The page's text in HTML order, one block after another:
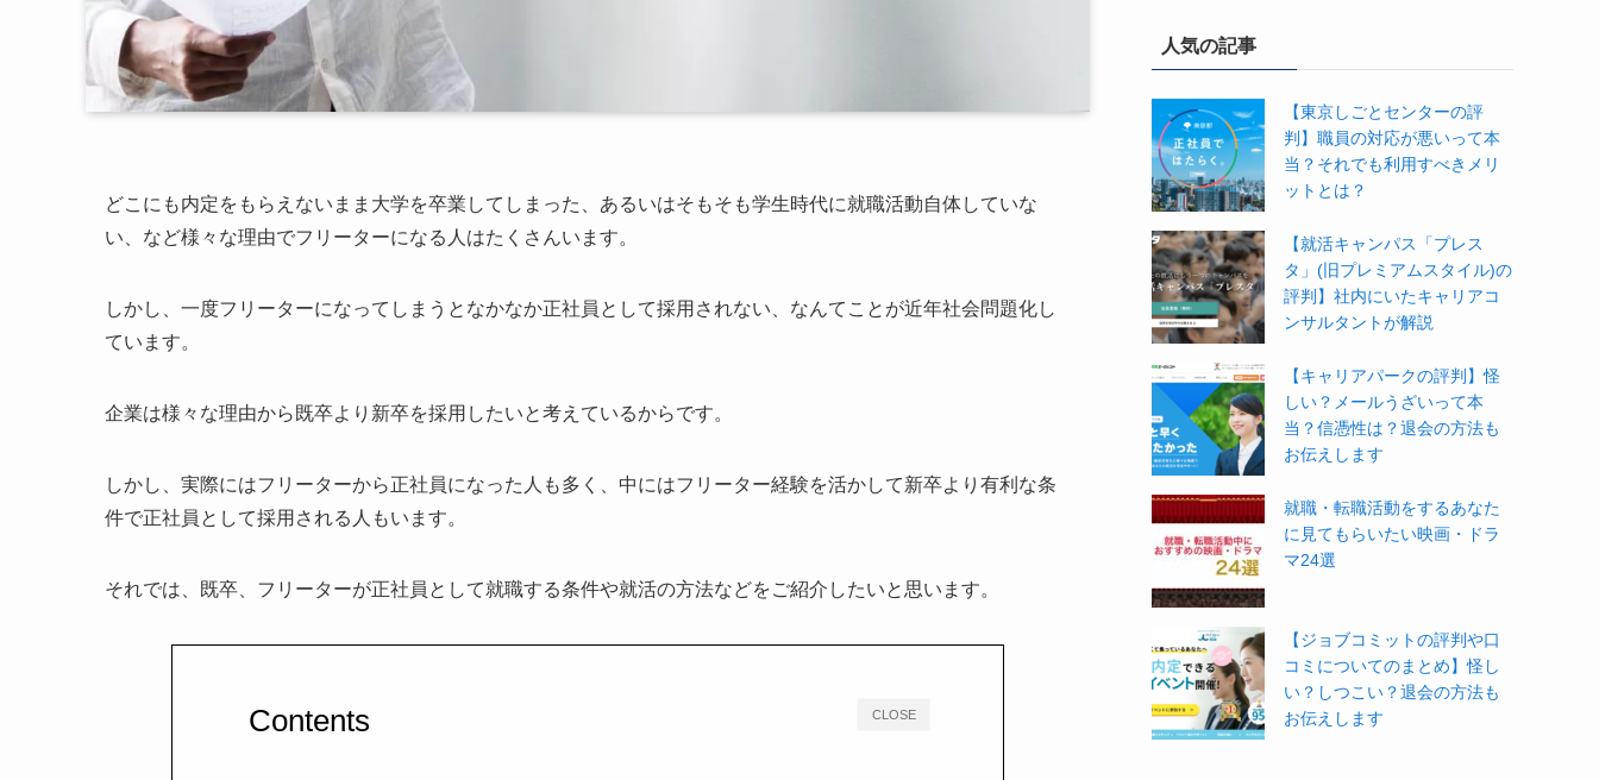
どこにも内定をもらえないまま大学を卒業してしまった、あるいはそもそも学生時代に就職活動自体していな
い、など様々な理由でフリーターになる人はたくさんいます。
しかし、一度フリーターになってしまうとなかなか正社員として採用されない、なんてことが近年社会問題化し
ています。
企業は様々な理由から既卒より新卒を採用したいと考えているからです。
しかし、実際にはフリーターから正社員になった人も多く、中にはフリーター経験を活かして新卒より有利な条
件で正社員として採用される人もいます。
それでは、既卒、フリーターが正社員として就職する条件や就活の方法などをご紹介したいと思います。
CLOSE
Contents
人気の記事
【東京しごとセンターの評
判】職員の対応が悪いって本
当？それでも利用すべきメリ
ットとは？
【就活キャンパス「プレス
タ」(旧プレミアムスタイル)の
評判】社内にいたキャリアコ
ンサルタントが解説
【キャリアパークの評判】怪
しい？メールうざいって本
当？信憑性は？退会の方法も
お伝えします
就職・転職活動をするあなた
に見てもらいたい映画・ドラ
マ24選
【ジョブコミットの評判や口
コミについてのまとめ】怪し
い？しつこい？退会の方法も
お伝えします